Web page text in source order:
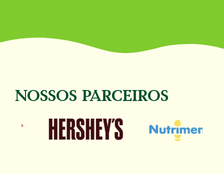
NOSSOS PARCEIROS